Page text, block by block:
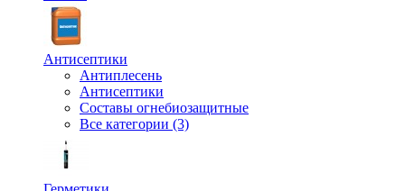
Антисептики
Антиплесень
Антисептики
Составы огнебиозащитные
Все категории (3)